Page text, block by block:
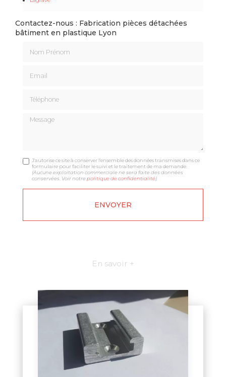
Contactez-nous : Fabrication pièces détachées
bâtiment en plastique Lyon
Message
J'autorise ce site à conserver l'ensemble des données transmises dans ce
formulaire pour faciliter le suivi et le traitement de ma demande.
(Aucune exploitation commerciale ne sera faite des données
conservées. Voir notrepolitique de confidentialité)
En savoir +